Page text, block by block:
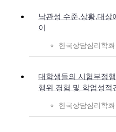
낙관성 수준,상황,대상
이
한국상담심리학회
대학생들의 시험부정
행위 경험 및 학업성적
한국상담심리학회